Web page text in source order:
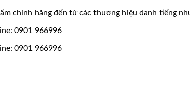
chính hãng đến từ các thương hiệu danh tiếng
0901 966996
0901 966996